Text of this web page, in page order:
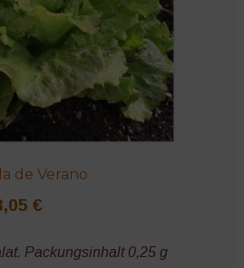
de Verano
€
Packungsinhalt 0,25 g